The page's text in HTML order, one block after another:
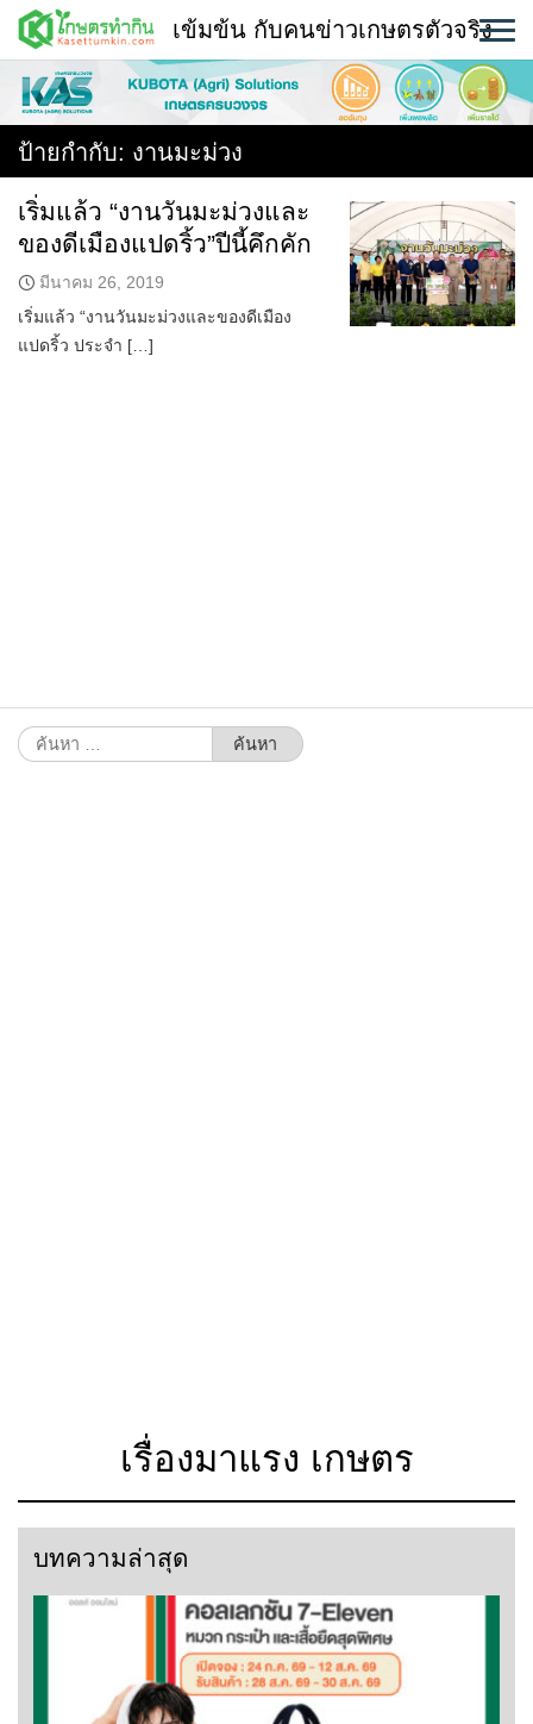
Skip
content
พืช
หน้าแรก
แวดวงเกษตร
ใคร ทำอะไร ที่ไหน
เข้มข้น กับคนข่าวเกษตรตัวจริง
ป้ายกำกับ: งานมะม่วง
เริ่มแล้ว “งานวันมะม่วงและ
ของดีเมืองแปดริ้ว”ปีนี้คึกคัก
มีนาคม 26, 2019
เริ่มแล้ว “งานวันมะม่วงและของดีเมือง
แปดริ้ว ประจำ […]
ค้นหา
สำหรับ:
เรื่องมาแรง เกษตร
บทความล่าสุด